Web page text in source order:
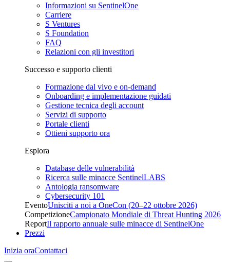
Informazioni su SentinelOne
Carriere
S Ventures
S Foundation
FAQ
Relazioni con gli investitori
Successo e supporto clienti
Formazione dal vivo e on-demand
Onboarding e implementazione guidati
Gestione tecnica degli account
Servizi di supporto
Portale clienti
Ottieni supporto ora
Esplora
Database delle vulnerabilità
Ricerca sulle minacce SentinelLABS
Antologia ransomware
Cybersecurity 101
EventoUnisciti a noi a OneCon (20–22 ottobre 2026)
CompetizioneCampionato Mondiale di Threat Hunting 2026
ReportIl rapporto annuale sulle minacce di SentinelOne
Prezzi
Inizia oraContattaci